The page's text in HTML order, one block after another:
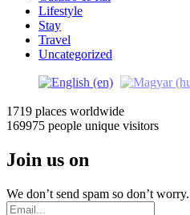
Lifestyle
Stay
Travel
Uncategorized
1719 places worldwide
169975 people unique visitors
Join us on
We don’t send spam so don’t worry.